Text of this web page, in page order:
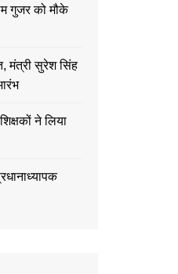
गुजर को मौके
मंत्री सुरेश सिंह
ने लिया